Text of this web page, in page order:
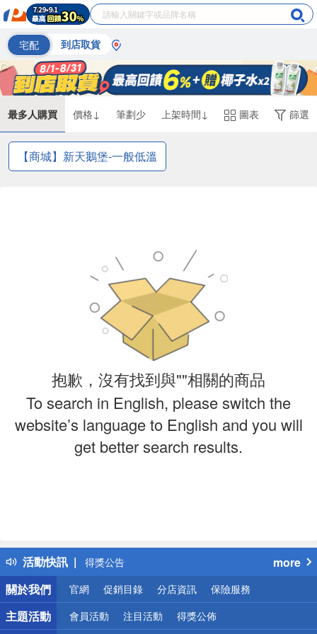
宅配 到店取貨
最多人購買 價格↓ 筆劃少 上架時間↓ 圖表 篩選
【商城】新天鵝堡-一般低溫
抱歉，沒有找到與""相關的商品
To search in English, please switch the
website’s language to English and you will
get better search results.
活動快訊
詐騙網頁！請小心！
得獎公告
熱門話題
銀行優惠
偏遠地區配送
詐騙網頁！請小心！
more
關於我們
官網 促銷目錄 分店資訊 保險服務
主題活動 會員活動 注目活動 得獎公佈